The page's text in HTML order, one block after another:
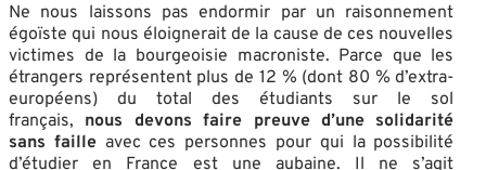
Ne nous laissons pas endormir par un raisonnement
égoïste qui nous éloignerait de la cause de ces nouvelles
victimes de la bourgeoisie macroniste. Parce que les
étrangers représentent plus de 12 % (dont 80 % d’extra-
européens) du total des étudiants sur le sol
français, nous devons faire preuve d’une solidarité
sans failleavec ces personnes pour qui la possibilité
d’étudier en France est une aubaine. Il ne s’agit